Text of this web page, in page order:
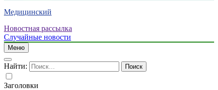
Медицинский
Новостная рассылка
Случайные новости
Меню
Найти:
Заголовки